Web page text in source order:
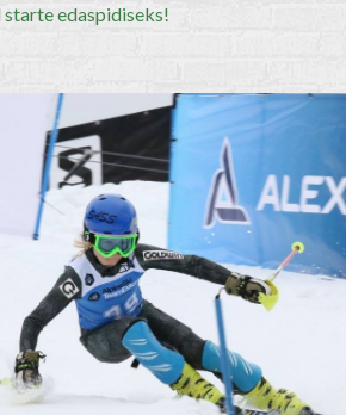
starte edaspidiseks!